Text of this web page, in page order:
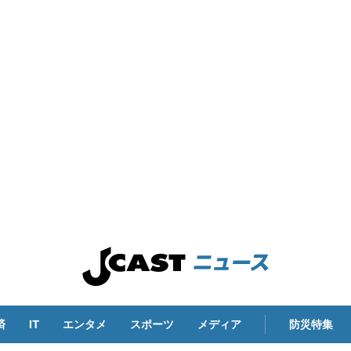
IT エンタメ スポーツ メディア 防災特集